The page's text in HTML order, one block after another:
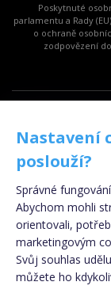
Poskytnuté
parlamentu a Rady
o ochraně
zodpovězení
Nastavení
poslouží?
Správné
Abychom mohli
orientovali,
marketingovým
Svůj souhlas
můžete ho